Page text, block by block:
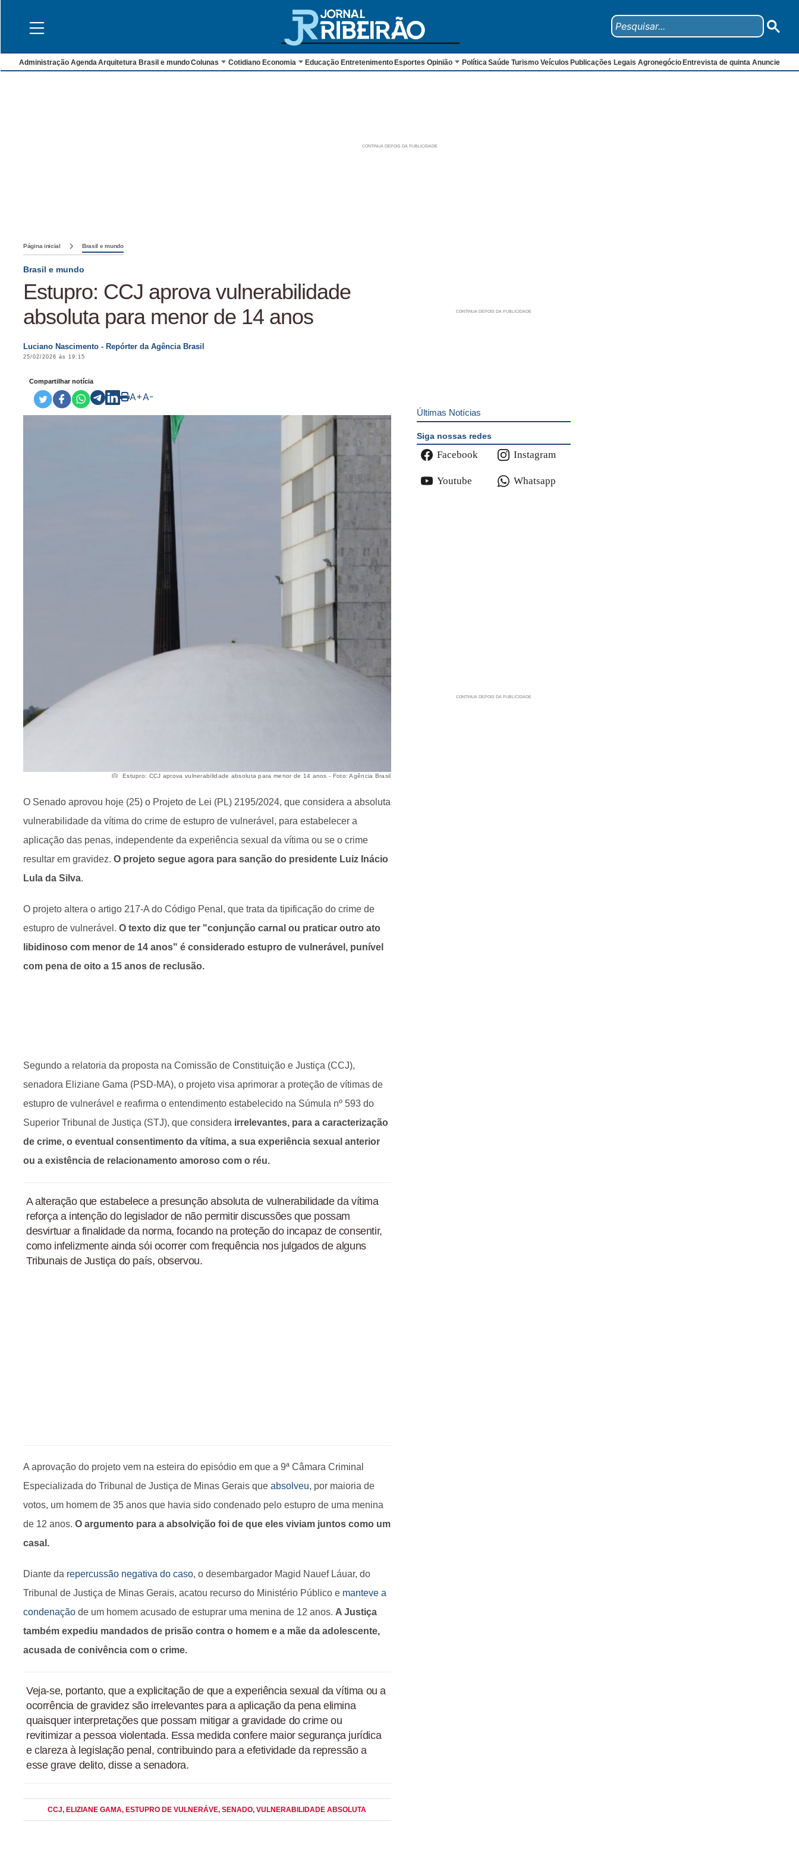
Administração AgendaArquitetura Brasil e mundoColunas Cotidiano Economia Educação Entretenimento Esportes Opinião PolíticaSaúde Turismo Veículos Publicações Legais Agronegócio Entrevista de quinta Anuncie
Página inicial Brasil e mundo
Brasil e mundo
Estupro: CCJ aprova vulnerabilidade
absoluta para menor de 14 anos
Luciano Nascimento - Repórter da Agência Brasil
25/02/2026 às 19:15
Compartilhar notícia
A+A-
Estupro: CCJ aprova vulnerabilidade absoluta para menor de 14 anos - Foto: Agência Brasil
O Senado aprovou hoje (25) o Projeto de Lei (PL) 2195/2024, que considera a absoluta
vulnerabilidade da vítima do crime de estupro de vulnerável, para estabelecer a
aplicação das penas, independente da experiência sexual da vítima ou se o crime
resultar em gravidez. O projeto segue agora para sanção do presidente Luiz Inácio
Lula da Silva.
O projeto altera o artigo 217-A do Código Penal, que trata da tipificação do crime de
estupro de vulnerável. O texto diz que ter "conjunção carnal ou praticar outro ato
libidinoso com menor de 14 anos" é considerado estupro de vulnerável, punível
com pena de oito a 15 anos de reclusão.
Segundo a relatoria da proposta na Comissão de Constituição e Justiça (CCJ),
senadora Eliziane Gama (PSD-MA), o projeto visa aprimorar a proteção de vítimas de
estupro de vulnerável e reafirma o entendimento estabelecido na Súmula nº 593 do
Superior Tribunal de Justiça (STJ), que considera irrelevantes, para a caracterização
de crime, o eventual consentimento da vítima, a sua experiência sexual anterior
ou a existência de relacionamento amoroso com o réu.
A alteração que estabelece a presunção absoluta de vulnerabilidade da vítima
reforça a intenção do legislador de não permitir discussões que possam
desvirtuar a finalidade da norma, focando na proteção do incapaz de consentir,
como infelizmente ainda sói ocorrer com frequência nos julgados de alguns
Tribunais de Justiça do país, observou.
A aprovação do projeto vem na esteira do episódio em que a 9ª Câmara Criminal
Especializada do Tribunal de Justiça de Minas Gerais que absolveu, por maioria de
votos, um homem de 35 anos que havia sido condenado pelo estupro de uma menina
de 12 anos. O argumento para a absolvição foi de que eles viviam juntos como um
casal.
Diante da repercussão negativa do caso, o desembargador Magid Nauef Láuar, do
Tribunal de Justiça de Minas Gerais, acatou recurso do Ministério Público e manteve a
condenação de um homem acusado de estuprar uma menina de 12 anos. A Justiça
também expediu mandados de prisão contra o homem e a mãe da adolescente,
acusada de conivência com o crime.
Veja-se, portanto, que a explicitação de que a experiência sexual da vítima ou a
ocorrência de gravidez são irrelevantes para a aplicação da pena elimina
quaisquer interpretações que possam mitigar a gravidade do crime ou
revitimizar a pessoa violentada. Essa medida confere maior segurança jurídica
e clareza à legislação penal, contribuindo para a efetividade da repressão a
esse grave delito, disse a senadora.
CCJ, ELIZIANE GAMA, ESTUPRO DE VULNERÁVE, SENADO, VULNERABILIDADE ABSOLUTA
Últimas Notícias
Siga nossas redes
Facebook Instagram
Youtube Whatsapp